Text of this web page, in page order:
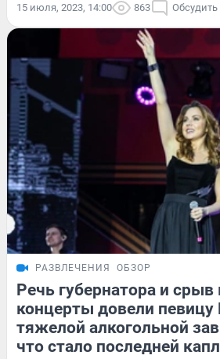
15 июля, 2023, 14:00 863 Обсудить
РАЗВЛЕЧЕНИЯ ОБЗОР
Речь губернатора и
концерты довели певицу
тяжелой алкогольной
что стало последней